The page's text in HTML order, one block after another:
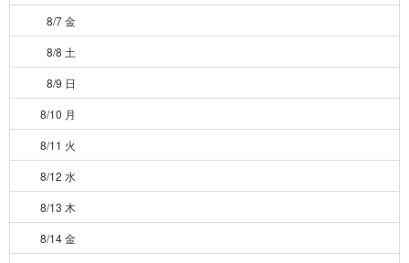
8/7 金
8/8 土
8/9 日
8/10 月
8/11 火
8/12 水
8/13 木
8/14 金